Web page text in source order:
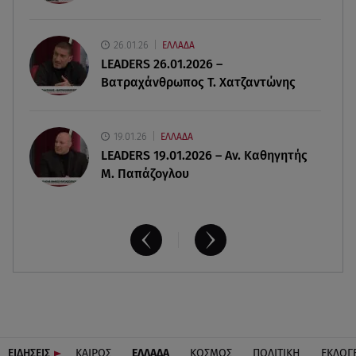
Δέσποινα Μοιραράκη: Οι ξέγνοιαστες στιγμές της
παρουσιάστριας στη Μύκονο
26.01.26 ΕΛΛΑΔΑ
LEADERS 26.01.2026 –
Βατραχάνθρωπος Τ. Χατζαντώνης
19.01.26 ΕΛΛΑΔΑ
LEADERS 19.01.2026 – Αν. Καθηγητής
Μ. Παπάζογλου
ΕΙΔΗΣΕΙΣ ΚΑΙΡΟΣ ΕΛΛΑΔΑ ΚΟΣΜΟΣ ΠΟΛΙΤΙΚΗ